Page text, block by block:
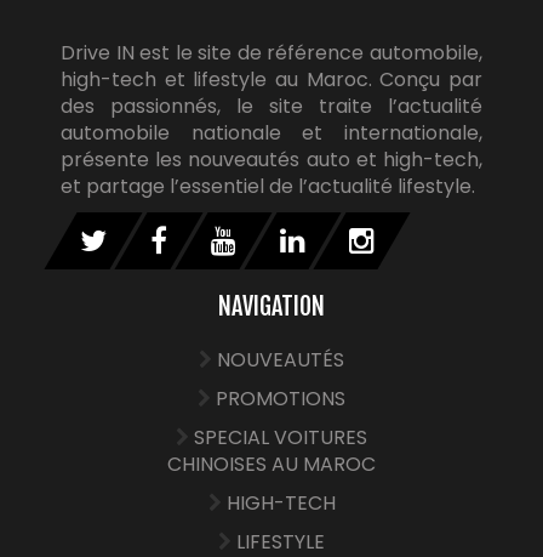
Drive IN est le site de référence automobile,
high-tech et lifestyle au Maroc. Conçu par
des passionnés, le site traite l’actualité
automobile nationale et internationale,
présente les nouveautés auto et high-tech,
et partage l’essentiel de l’actualité lifestyle.
NAVIGATION
NOUVEAUTÉS
PROMOTIONS
SPECIAL VOITURES
CHINOISES AU MAROC
HIGH-TECH
LIFESTYLE